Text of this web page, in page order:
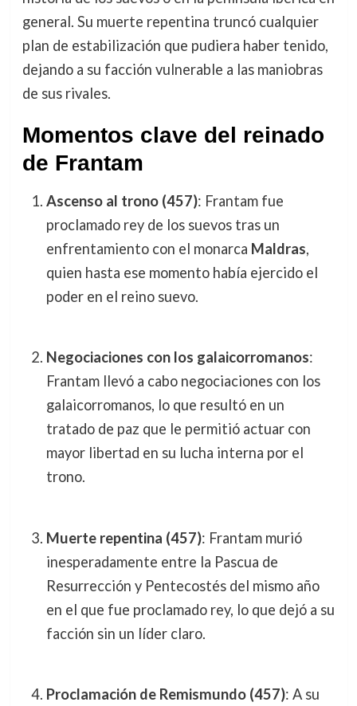
general. Su muerte repentina truncó cualquier
plan de estabilización que pudiera haber tenido,
dejando a su facción vulnerable a las maniobras
de sus rivales.
Momentos clave del reinado
de Frantam
Ascenso al trono (457): Frantam fue
proclamado rey de los suevos tras un
enfrentamiento con el monarca Maldras,
quien hasta ese momento había ejercido el
poder en el reino suevo.
Negociaciones con los galaicorromanos:
Frantam llevó a cabo negociaciones con los
galaicorromanos, lo que resultó en un
tratado de paz que le permitió actuar con
mayor libertad en su lucha interna por el
trono.
Muerte repentina (457): Frantam murió
inesperadamente entre la Pascua de
Resurrección y Pentecostés del mismo año
en el que fue proclamado rey, lo que dejó a su
facción sin un líder claro.
Proclamación de Remismundo (457): A su